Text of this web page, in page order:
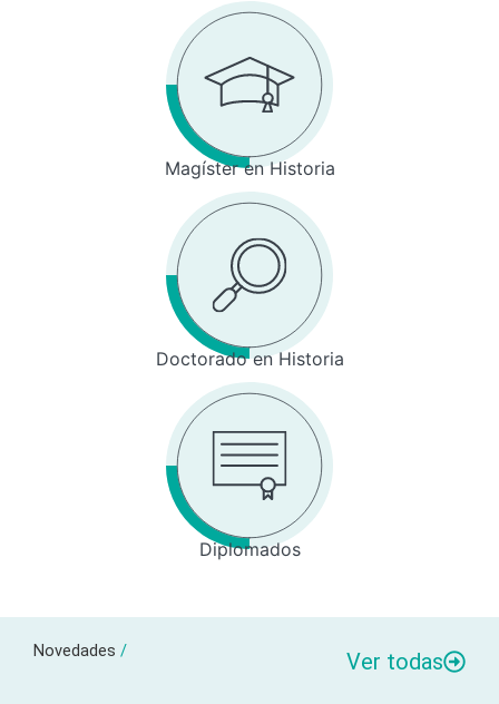
Magíster en Historia
Doctorado en Historia
Diplomados
Novedades / Ver todas